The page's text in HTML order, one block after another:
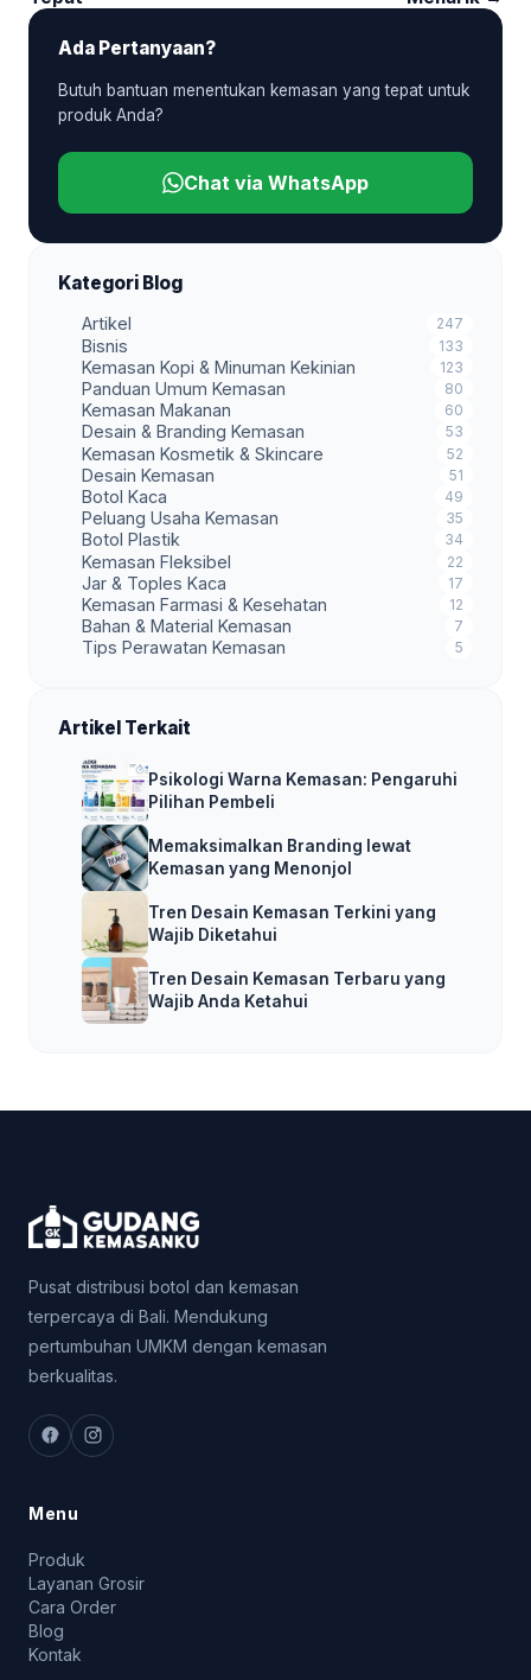
Ada Pertanyaan?
Butuh bantuan menentukan kemasan yang tepat untuk
produk Anda?
Chat via WhatsApp
Kategori Blog
Artikel 247
Bisnis 133
Kemasan Kopi & Minuman Kekinian 123
Panduan Umum Kemasan 80
Kemasan Makanan 60
Desain & Branding Kemasan 53
Kemasan Kosmetik & Skincare 52
Desain Kemasan 51
Botol Kaca 49
Peluang Usaha Kemasan 35
Botol Plastik 34
Kemasan Fleksibel 22
Jar & Toples Kaca 17
Kemasan Farmasi & Kesehatan 12
Bahan & Material Kemasan 7
Tips Perawatan Kemasan 5
Artikel Terkait
Psikologi Warna Kemasan: Pengaruhi
Pilihan Pembeli
Memaksimalkan Branding lewat
Kemasan yang Menonjol
Tren Desain Kemasan Terkini yang
Wajib Diketahui
Tren Desain Kemasan Terbaru yang
Wajib Anda Ketahui
Pusat distribusi botol dan kemasan
terpercaya di Bali. Mendukung
pertumbuhan UMKM dengan kemasan
berkualitas.
Menu
Produk
Layanan Grosir
Cara Order
Blog
Kontak